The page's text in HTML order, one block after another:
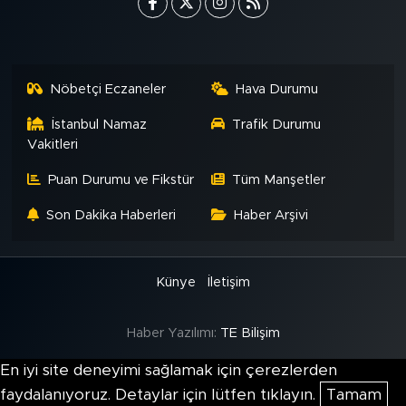
Nöbetçi Eczaneler Hava Durumu
İstanbul Namaz
Vakitleri
Trafik Durumu
Puan Durumu ve Fikstür Tüm Manşetler
Son Dakika Haberleri Haber Arşivi
Künye İletişim
Haber Yazılımı: TE Bilişim
En iyi site deneyimi sağlamak için çerezlerden
faydalanıyoruz. Detaylar için lütfen tıklayın.
Tamam